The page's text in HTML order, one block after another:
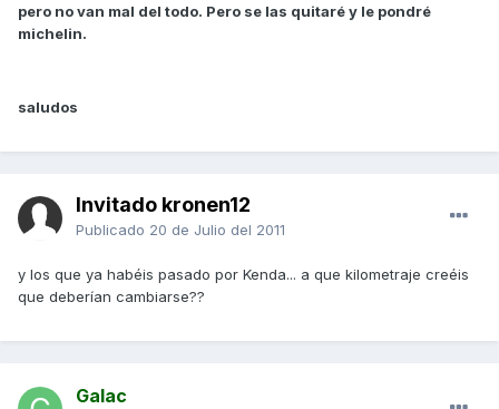
pero no van mal del todo. Pero se las quitaré y le pondré
michelin.
saludos
Invitado kronen12
Publicado 20 de Julio del 2011
y los que ya habéis pasado por Kenda... a que kilometraje creéis
que deberían cambiarse??
Galac